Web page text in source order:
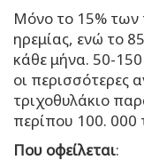
Μόνο το 15% των
ηρεμίας, ενώ το
κάθε μήνα. 50-
οι περισσότερες
τριχοθυλάκιο
περίπου 100. 000
Που οφείλεται: